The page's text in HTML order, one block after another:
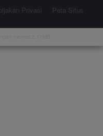
Privasi Peta Situs